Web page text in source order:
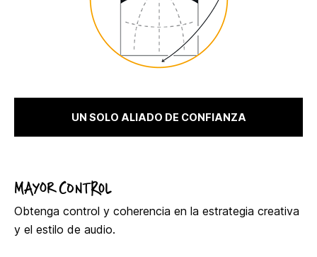
UN SOLO ALIADO DE CONFIANZA
MAYOR CONTROL
Obtenga control y coherencia en la estrategia creativa
y el estilo de audio.